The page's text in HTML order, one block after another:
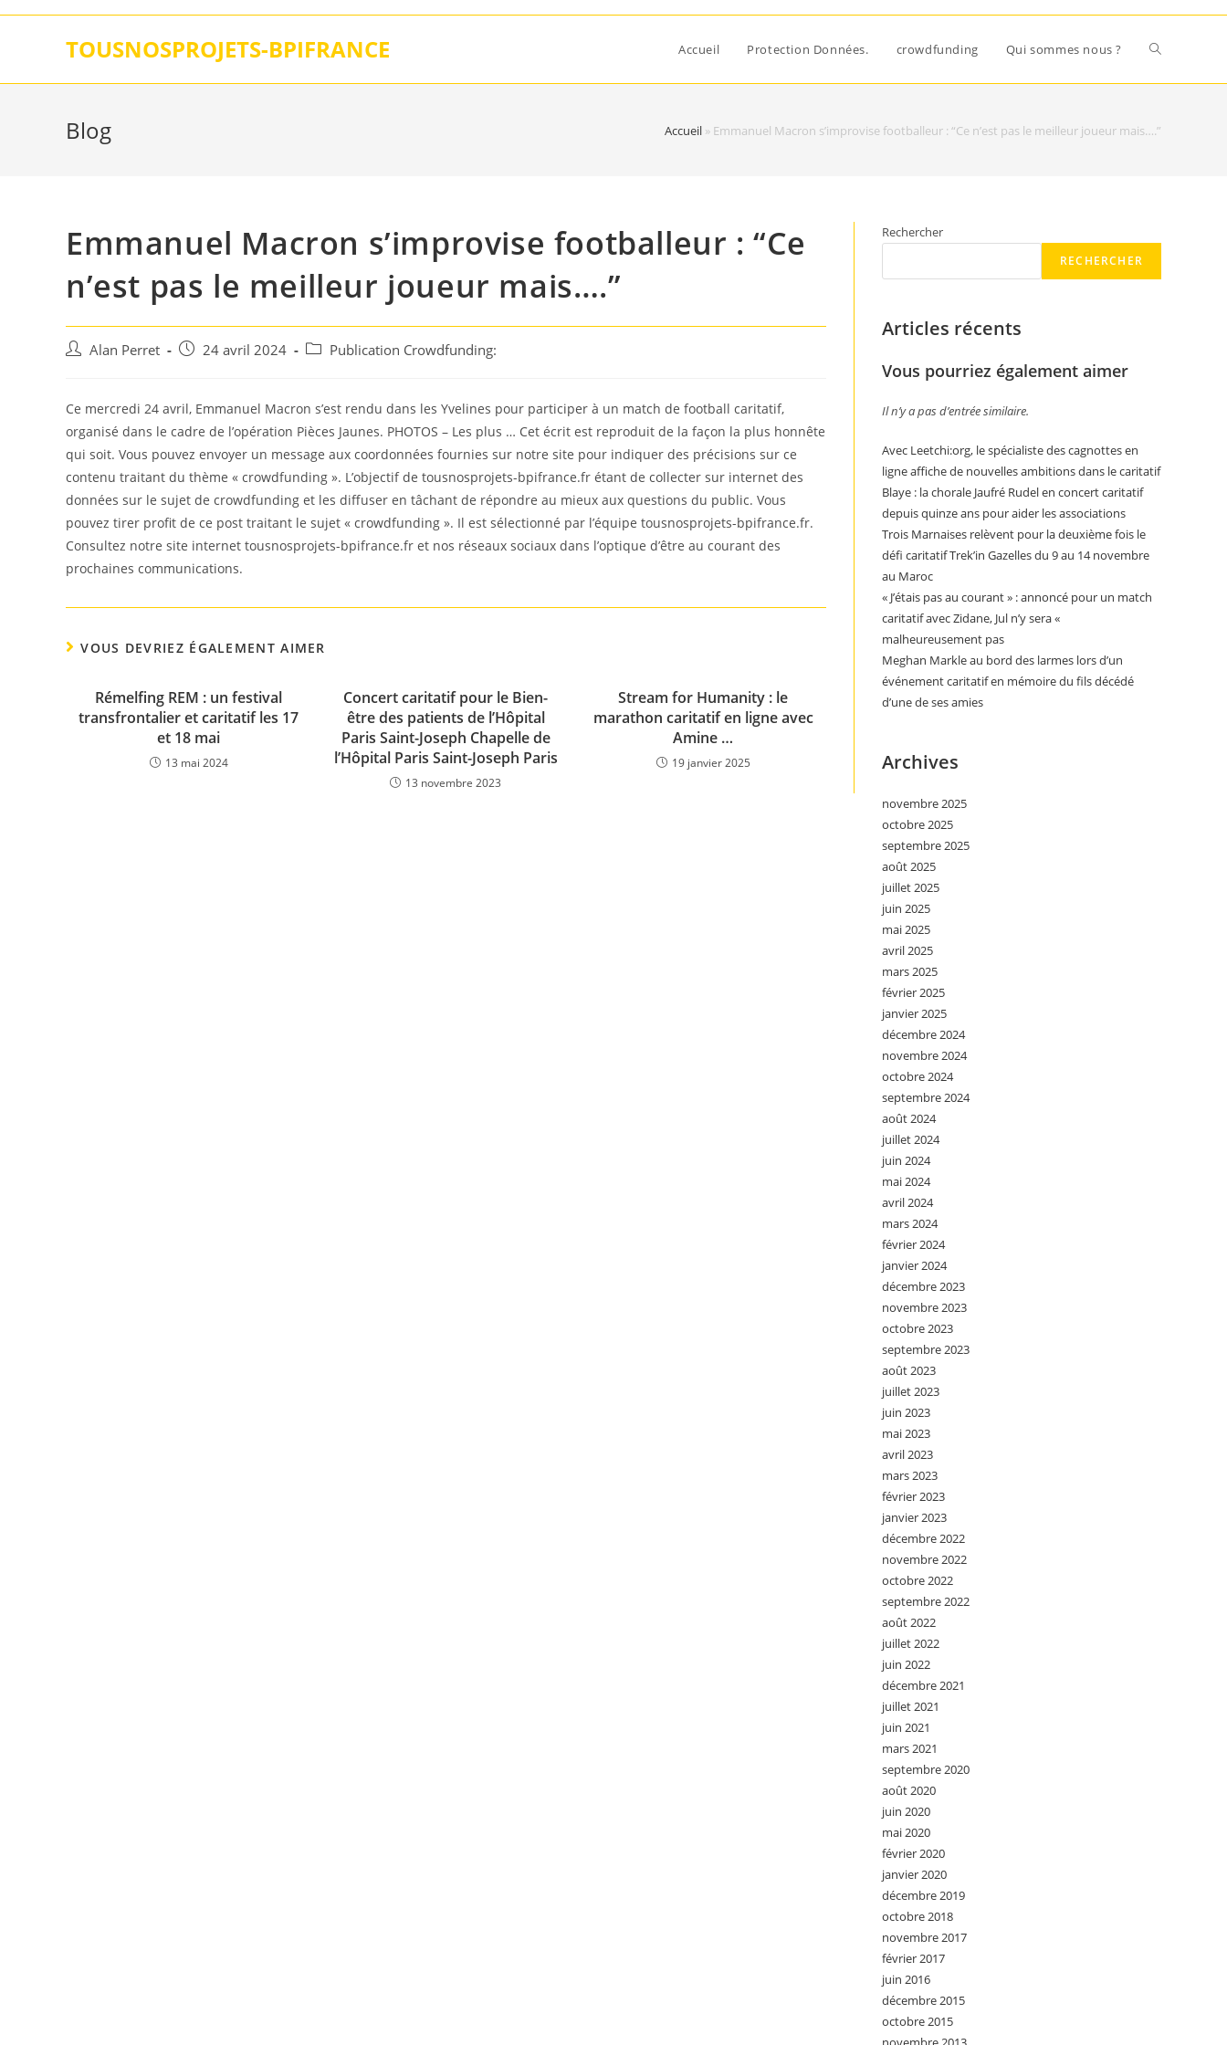
Skip
TOUSNOSPROJETS-BPIFRANCE Accueil Protection Données. crowdfunding Qui sommes nous ?
Blog Accueil » Emmanuel Macron s’improvise footballeur : “Ce n’est pas le meilleur joueur mais….”
Emmanuel Macron s’improvise footballeur : “Ce
n’est pas le meilleur joueur mais….”
Auteur/autrice
publication :
Alan Perret
Post 24 avril 2024
Post Publication Crowdfunding:
Ce mercredi 24 avril, Emmanuel Macron s’est rendu dans les Yvelines pour participer à un match de football caritatif,
organisé dans le cadre de l’opération Pièces Jaunes. PHOTOS – Les plus … Cet écrit est reproduit de la façon la plus honnête
qui soit. Vous pouvez envoyer un message aux coordonnées fournies sur notre site pour indiquer des précisions sur ce
contenu traitant du thème « crowdfunding ». L’objectif de tousnosprojets-bpifrance.fr étant de collecter sur internet des
données sur le sujet de crowdfunding et les diffuser en tâchant de répondre au mieux aux questions du public. Vous
pouvez tirer profit de ce post traitant le sujet « crowdfunding ». Il est sélectionné par l’équipe tousnosprojets-bpifrance.fr.
Consultez notre site internet tousnosprojets-bpifrance.fr et nos réseaux sociaux dans l’optique d’être au courant des
prochaines communications.
VOUS DEVRIEZ ÉGALEMENT AIMER
Rémelfing REM : un festival
transfrontalier et caritatif les 17
et 18 mai
13 mai 2024
Concert caritatif pour le Bien-
être des patients de l’Hôpital
Paris Saint-Joseph Chapelle de
l’Hôpital Paris Saint-Joseph Paris
13 novembre 2023
Stream for Humanity : le
marathon caritatif en ligne avec
Amine …
19 janvier 2025
Rechercher
RECHERCHER
Articles récents
Vous pourriez également aimer
Il n’y a pas d’entrée similaire.
Avec Leetchi:org, le spécialiste des cagnottes en
ligne affiche de nouvelles ambitions dans le caritatif
Blaye : la chorale Jaufré Rudel en concert caritatif
depuis quinze ans pour aider les associations
Trois Marnaises relèvent pour la deuxième fois le
défi caritatif Trek’in Gazelles du 9 au 14 novembre
au Maroc
« J’étais pas au courant » : annoncé pour un match
caritatif avec Zidane, Jul n’y sera «
malheureusement pas
Meghan Markle au bord des larmes lors d’un
événement caritatif en mémoire du fils décédé
d’une de ses amies
Archives
novembre 2025
octobre 2025
septembre 2025
août 2025
juillet 2025
juin 2025
mai 2025
avril 2025
mars 2025
février 2025
janvier 2025
décembre 2024
novembre 2024
octobre 2024
septembre 2024
août 2024
juillet 2024
juin 2024
mai 2024
avril 2024
mars 2024
février 2024
janvier 2024
décembre 2023
novembre 2023
octobre 2023
septembre 2023
août 2023
juillet 2023
juin 2023
mai 2023
avril 2023
mars 2023
février 2023
janvier 2023
décembre 2022
novembre 2022
octobre 2022
septembre 2022
août 2022
juillet 2022
juin 2022
décembre 2021
juillet 2021
juin 2021
mars 2021
septembre 2020
août 2020
juin 2020
mai 2020
février 2020
janvier 2020
décembre 2019
octobre 2018
novembre 2017
février 2017
juin 2016
décembre 2015
octobre 2015